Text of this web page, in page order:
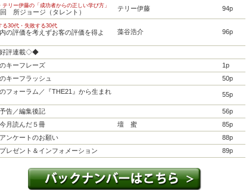
テリー伊藤の「成功者からの正しい学び方」
所ジョージ（タレント） テリー伊藤 94p
る30代・失敗する30代
内の評価を考えずお客の評価を得よ
藻谷浩介 96p
評連載◇◆
キーフレーズ
1p
キーフラッシュ
50p
フォーラム／『THE21』から生まれ
55p
告／編集後記
56p
月読んだ５冊
壇 蜜
85p
ンケートのお願い
88p
レゼント＆インフォメーション
89p